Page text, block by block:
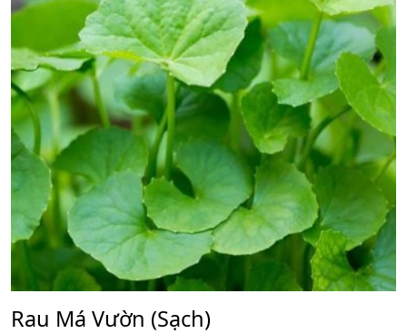
Rau Má Vườn (Sạch)